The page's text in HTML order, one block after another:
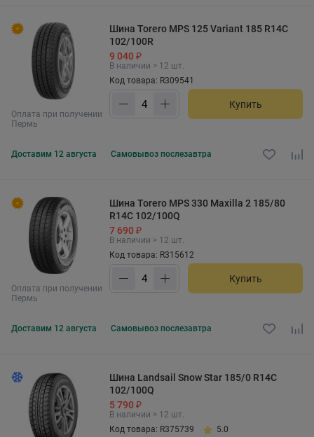
Оплата при получении
Пермь
Шина Torero MPS 125 Variant 185 R14C
102/100R
9 040 ₽
В наличии > 12 шт.
Код товара: R309541
Купить
Доставим 12 августа Самовывоз послезавтра
Оплата при получении
Пермь
Шина Torero MPS 330 Maxilla 2 185/80
R14C 102/100Q
7 690 ₽
В наличии > 12 шт.
Код товара: R315612
Купить
Доставим 12 августа Самовывоз послезавтра
Шина Landsail Snow Star 185/0 R14C
102/100Q
5 790 ₽
В наличии > 12 шт.
Код товара: R375739
5.0